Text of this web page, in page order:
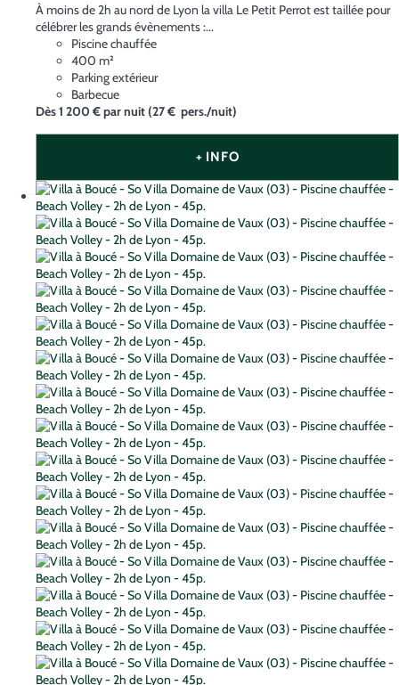
À moins de 2h au nord de Lyon la villa Le Petit Perrot est taillée pour
célébrer les grands évènements :...
Piscine chauffée
400 m²
Parking extérieur
Barbecue
Dès1 200 €par nuit(27 € pers./nuit)
+ INFO